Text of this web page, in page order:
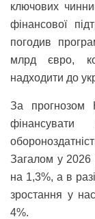
ключових
фінансової
погодив
млрд євро,
надходити до
За прогнозом
фінансувати
Загалом у 2026
на 1,3%, а в
зростання у
4%.